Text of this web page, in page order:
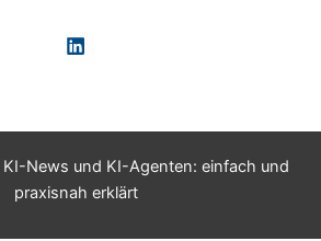
News und KI-Agenten: einfach und
praxisnah erklärt